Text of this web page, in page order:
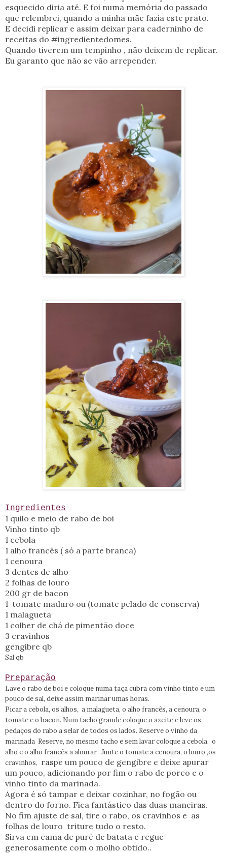
esquecido diria até. E foi numa memória do passado
que relembrei, quando a minha mãe fazia este prato.
E decidi replicar e assim deixar para caderninho de
receitas do #ingredientedomes.
Quando tiverem um tempinho , não deixem de replicar.
Eu garanto que não se vão arrepender.
Ingredientes
1 quilo e meio de rabo de boi
Vinho tinto qb
1 cebola
1 alho francês ( só a parte branca)
1 cenoura
3 dentes de alho
2 folhas de louro
200 gr de bacon
1 tomate maduro ou (tomate pelado de conserva)
1 malagueta
1 colher de chá de pimentão doce
3 cravinhos
gengibre qb
Sal qb
Preparação
Lave o rabo de boi e coloque numa taça cubra com vinho tinto e um
pouco de sal, deixe assim marinar umas horas.
Picar a cebola, os alhos, a malagueta, o alho francês, a cenoura, o
tomate e o bacon. Num tacho grande coloque o azeite e leve os
pedaços do rabo a selar de todos os lados. Reserve o vinho da
marinada Reserve, no mesmo tacho e sem lavar coloque a cebola, o
alho e o alho francês a alourar . Junte o tomate a cenoura, o louro ,os
cravinhos, raspe um pouco de gengibre e deixe apurar
um pouco, adicionando por fim o rabo de porco e o
vinho tinto da marinada.
Agora é só tampar e deixar cozinhar, no fogão ou
dentro do forno. Fica fantástico das duas maneiras.
No fim ajuste de sal, tire o rabo, os cravinhos e as
folhas de louro triture tudo o resto.
Sirva em cama de puré de batata e regue
generosamente com o molho obtido..